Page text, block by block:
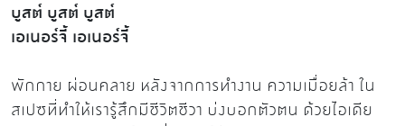
บูสต์ บูสต์ บูสต์
เอเนอร์จี้ เอเนอร์จี้
พักกาย ผ่อนคลาย หลังจากการทำงาน ความเมื่อยล้า ใน
สเปซที่ทำให้เรารู้สึกมีชีวิตชีวา บ่งบอกตัวตน ด้วยไอเดีย